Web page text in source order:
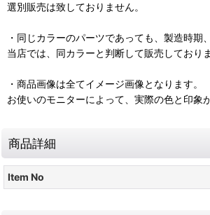
選別販売は致しておりません。
・同じカラーのパーツであっても、製造時期
当店では、同カラーと判断して販売しておりま
・商品画像は全てイメージ画像となります。
お使いのモニターによって、実際の色と印象
商品詳細
Item No